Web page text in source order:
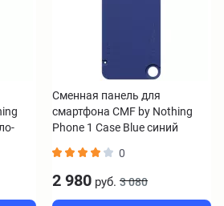
Сменная панель для
смартфона CMF by Nothing
Phone 1 Case Blue синий
0
2 980 руб. 3 080